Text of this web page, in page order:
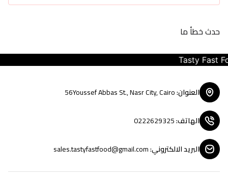
حدث خطأ ما
Tasty Fast
العنوان:
56Youssef Abbas St., Nasr City, Cairo
الهاتف:
0222629325
البريد الالكتروني:
sales.tastyfastfood@gmail.com